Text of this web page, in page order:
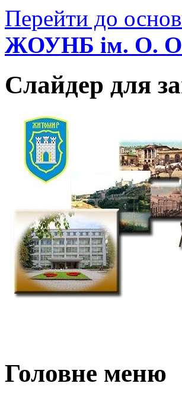
Перейти до
ЖОУНБ ім. О.
Слайдер для
Головне меню